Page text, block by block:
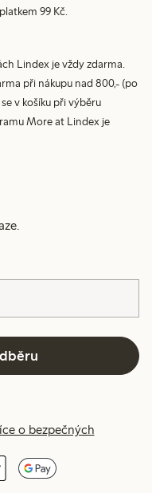
99 Kč.
Lindex je vždy zdarma.
při nákupu nad 800,- (po
v košíku při výběru
More at Lindex je
o bezpečných